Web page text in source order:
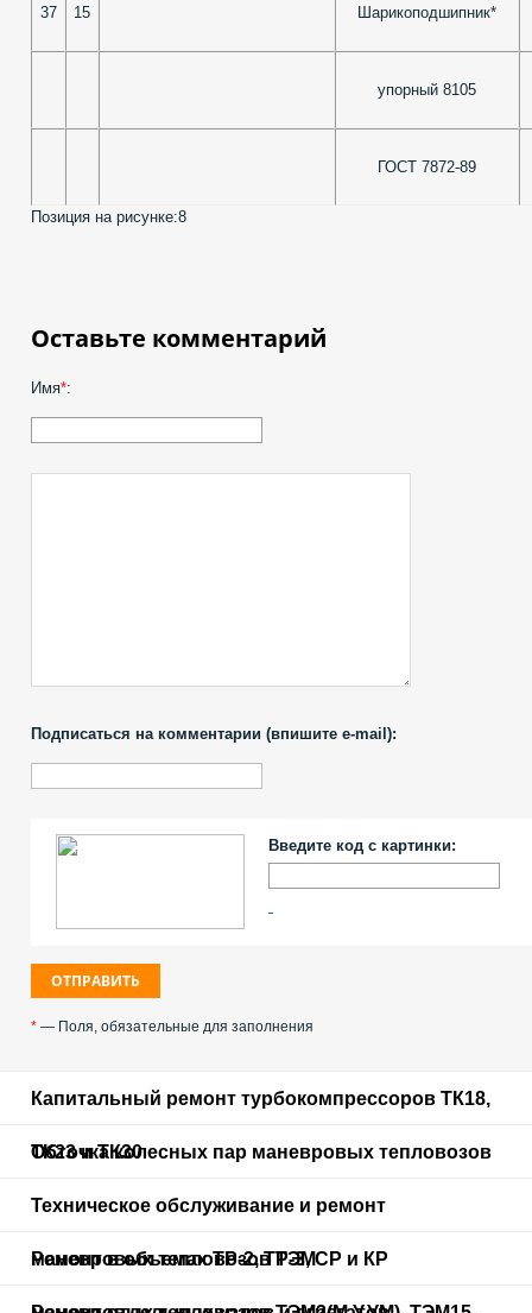
37 15 Шарикоподшипник*
упорный 8105
ГОСТ 7872-89
Позиция на рисунке:8
Оставьте комментарий
Имя*:
Подписаться на комментарии (впишите e-mail):
Введите код с картинки:
* — Поля, обязательные для заполнения
Капитальный ремонт турбокомпрессоров ТК18,
ТК23 и ТК30
Обточка колесных пар маневровых тепловозов
Техническое обслуживание и ремонт
маневровых тепловозов ТЭМ
Ремонт в объемах ТР-2, ТР-3, СР и КР